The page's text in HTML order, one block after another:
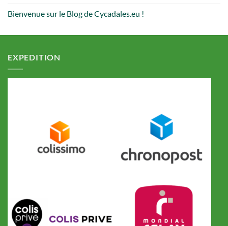
Bienvenue sur le Blog de Cycadales.eu !
EXPEDITION